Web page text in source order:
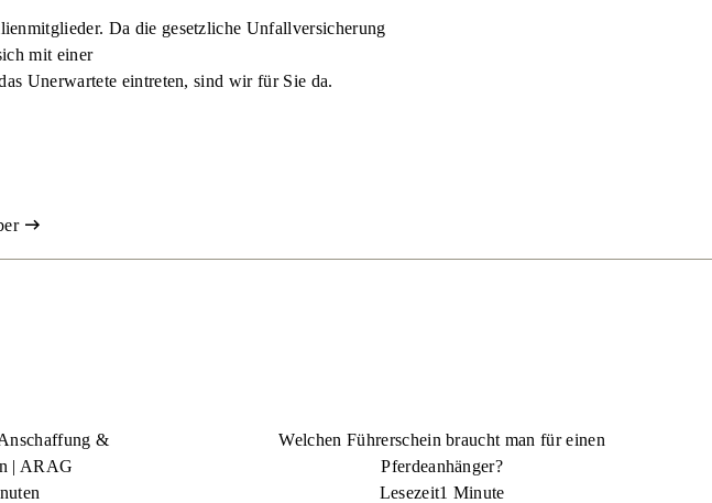
Da die gesetzliche Unfallversicherung
mit einer
Unerwartete eintreten, sind wir für Sie da.
&
| ARAG
Welchen Führerschein braucht man für einen
Pferdeanhänger?
Lesezeit1 Minute